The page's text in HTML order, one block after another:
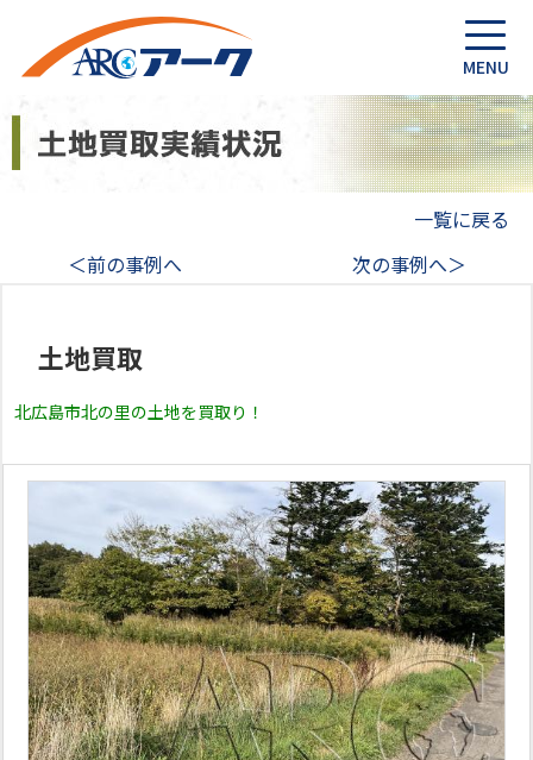
一覧に戻る
＜前の事例へ
次の事例へ＞
土地買取
北広島市北の里の土地を買取り！